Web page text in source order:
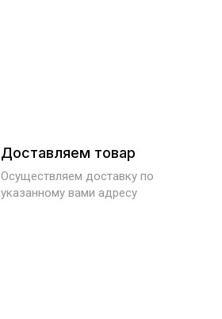
Доставляем товар
Осуществляем доставку по
указанному вами адресу